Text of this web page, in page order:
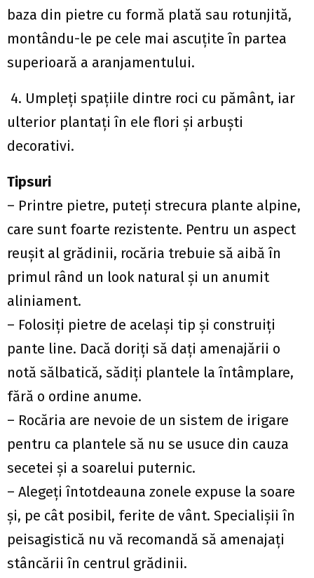
baza din pietre cu formă plată sau rotunjită,
montându-le pe cele mai ascuţite în partea
superioară a aranjamentului.
4. Umpleţi spaţiile dintre roci cu pământ, iar
ulterior plantaţi în ele flori şi arbuşti
decorativi.
Tipsuri
– Printre pietre, puteţi strecura plante alpine,
care sunt foarte rezistente. Pentru un aspect
reuşit al grădinii, rocăria trebuie să aibă în
primul rând un look natural şi un anumit
aliniament.
– Folosiţi pietre de acelaşi tip şi construiţi
pante line. Dacă doriţi să daţi amenajării o
notă sălbatică, sădiţi plantele la întâmplare,
fără o ordine anume.
– Rocăria are nevoie de un sistem de irigare
pentru ca plantele să nu se usuce din cauza
secetei şi a soarelui puternic.
– Alegeţi întotdeauna zonele expuse la soare
şi, pe cât posibil, ferite de vânt. Specialişii în
peisagistică nu vă recomandă să amenajaţi
stâncării în centrul grădinii.